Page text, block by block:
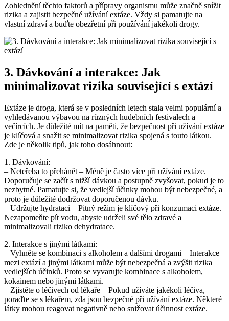
Zohlednění těchto faktorů a přípravy organismu může značně snížit
rizika a zajistit bezpečné užívání extáze. Vždy si pamatujte na
vlastní zdraví a buďte obezřetní při používání jakékoli drogy.
3. Dávkování a interakce: Jak
minimalizovat rizika související s extází
Extáze je droga, která se v posledních letech stala velmi populární a
vyhledávanou výbavou na různých hudebních festivalech a
večírcích. Je důležité mít na paměti, že bezpečnost při užívání extáze
je klíčová a snažit se minimalizovat rizika spojená s touto látkou.
Zde je několik tipů, jak toho dosáhnout:
1. Dávkování:
– Neteřeba to přehánět – Méně je často více při užívání extáze.
Doporučuje se začít s nižší dávkou a postupně zvyšovat, pokud je to
nezbytné. Pamatujte si, že vedlejší účinky mohou být nebezpečné, a
proto je důležité dodržovat doporučenou dávku.
– Udržujte hydrataci – Pitný režim je klíčový při konzumaci extáze.
Nezapomeňte pít vodu, abyste udrželi své tělo zdravé a
minimalizovali riziko dehydratace.
2. Interakce s jinými látkami:
– Vyhněte se kombinaci s alkoholem a dalšími drogami – Interakce
mezi extází a jinými látkami může být nebezpečná a zvýšit rizika
vedlejších účinků. Proto se vyvarujte kombinace s alkoholem,
kokainem nebo jinými látkami.
– Zjistěte o léčivech od lékaře – Pokud užíváte jakékoli léčiva,
poraďte se s lékařem, zda jsou bezpečné při užívání extáze. Některé
látky mohou reagovat negativně nebo snižovat účinnost extáze.